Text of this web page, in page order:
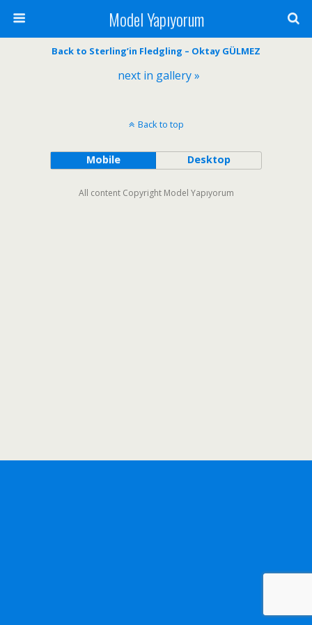
Model Yapıyorum
Back to Sterling’in Fledgling – Oktay GÜLMEZ
next in gallery »
Back to top
Mobile Desktop
All content Copyright Model Yapıyorum